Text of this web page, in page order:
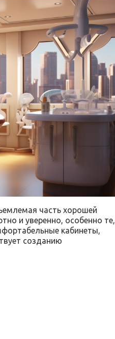
часть хорошей
и уверенно, особенно те,
кабинеты,
созданию